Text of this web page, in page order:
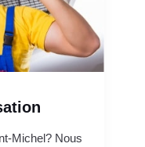
Michel? Nous